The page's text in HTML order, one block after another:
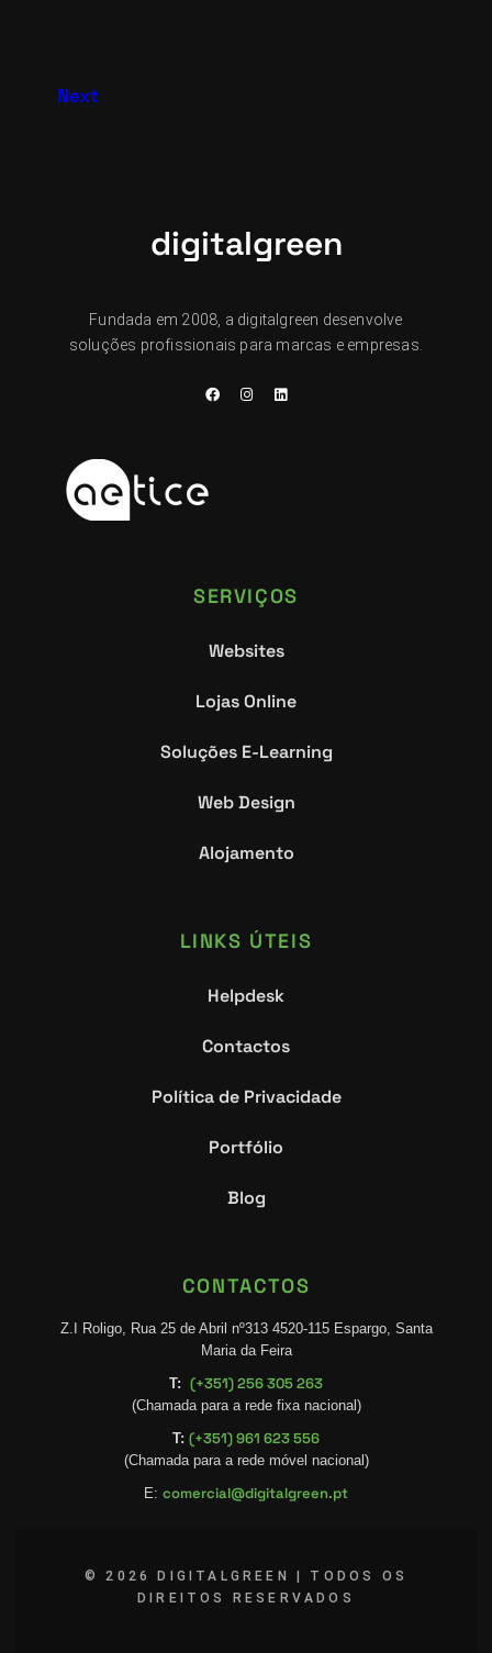
Next
digitalgreen
Fundada em 2008, a digitalgreen desenvolve
soluções profissionais para marcas e empresas.
SERVIÇOS
Websites
Lojas Online
Soluções E-Learning
Web Design
Alojamento
LINKS ÚTEIS
Helpdesk
Contactos
Política de Privacidade
Portfólio
Blog
CONTACTOS
Z.I Roligo, Rua 25 de Abril nº313 4520-115 Espargo, Santa
Maria da Feira
T: (+351) 256 305 263
(Chamada para a rede fixa nacional)
T: (+351) 961 623 556
(Chamada para a rede móvel nacional)
E: comercial@digitalgreen.pt
© 2026 DIGITALGREEN | TODOS OS
DIREITOS RESERVADOS